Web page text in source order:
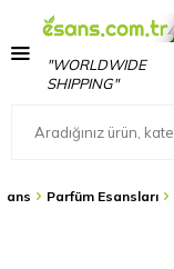
"WORLDWIDE
SHIPPING"
Parfüm Esansları